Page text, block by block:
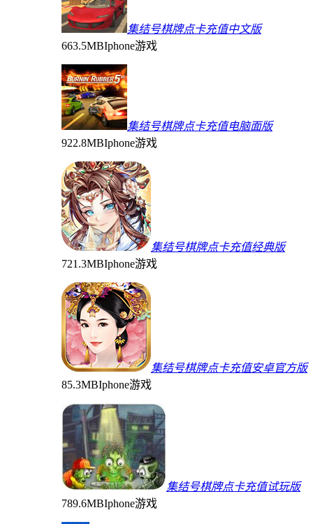
集结号棋牌点卡充值中文版
663.5MBIphone游戏
集结号棋牌点卡充值电脑面版
922.8MBIphone游戏
集结号棋牌点卡充值经典版
721.3MBIphone游戏
集结号棋牌点卡充值安卓官方版
85.3MBIphone游戏
集结号棋牌点卡充值试玩版
789.6MBIphone游戏